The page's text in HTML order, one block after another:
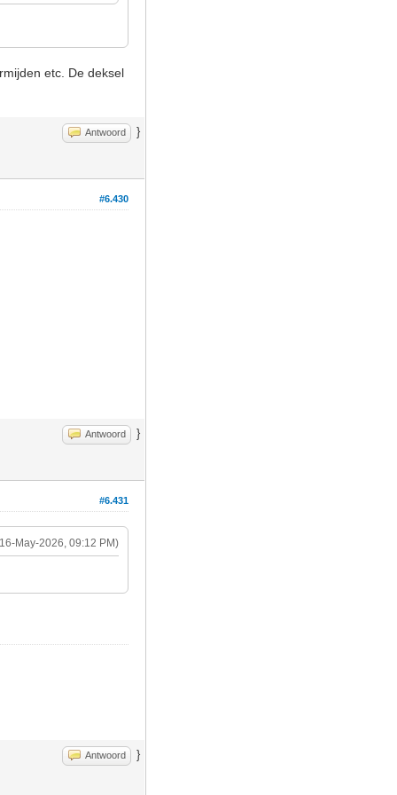
etc. De deksel
Antwoord }
#6.430
Antwoord }
#6.431
May-2026, 09:12 PM)
Antwoord }